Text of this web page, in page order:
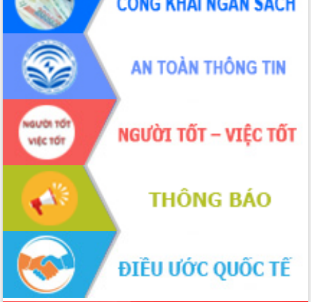
UBND tỉnh Đắk Lắk triển khai công tác
quốc phòng, quân sự địa phương năm
2026
Đắk Lắk tập trung toàn lực khắc phục
tồn tại IUU, sẵn sàng làm việc với
Đoàn thanh tra EC
Chủ tịch UBND tỉnh Tạ Anh Tuấn thăm,
chúc mừng các bệnh viện nhân Ngày
Thầy thuốc Việt Nam
Rộn ràng lễ hội truyền thống Sông
nước Đà Nông lần thứ I năm 2026
Kỳ họp Chuyên đề lần thứ Năm, HĐND
tỉnh Đắk Lắk thông qua các nghị quyết
quan trọng
Thống nhất danh sách giới thiệu ứng
cử đại biểu Quốc hội khoá XVI và đại
biểu HĐND tỉnh Đắk Lắk, nhiệm kỳ
2026-2031
Phát động hai phong trào thi đua quan